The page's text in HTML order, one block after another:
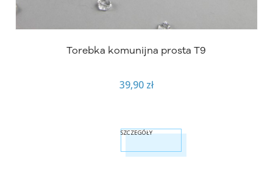
Torebka komunijna prosta T9
39,90 zł
SZCZEGÓŁY